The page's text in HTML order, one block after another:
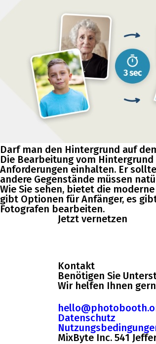
Darf man den Hintergrund auf
Die Bearbeitung vom
Anforderungen einhalten. Er
andere Gegenstände müssen
Wie Sie sehen, bietet die
gibt Optionen für Anfänger, es
Fotografen bearbeiten.
Jetzt vernetzen
Kontakt
Benötigen Sie
Wir helfen Ihnen
Datenschutz
MixByte Inc. 541